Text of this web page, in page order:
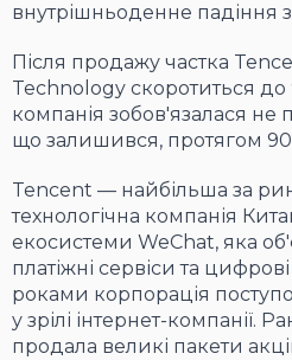
внутрішньоденне падіння
Після продажу частка
Technology скоротиться до
компанія зобов'язалася не
що залишився, протягом 90
Tencent — найбільша за
технологічна компанія
екосистеми WeChat, яка
платіжні сервіси та
роками корпорація
у зрілі інтернет-компанії.
продала великі пакети